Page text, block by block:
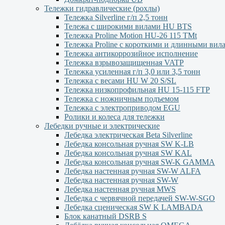
Тележки гидравлические (рохлы)
Тележка Silverline г/п 2,5 тонн
Тележа с широкими вилами HU BTS
Тележка Proline Motion HU-26 115 TMt
Тележка Proline с короткими и длинными
Тележка антикоррозийное исполнение
Тележка взрывозащищенная VATP
Тележка усиленная г/п 3,0 или 3,5 тонн
Тележка с весами HU W 20 S/SL
Тележка низкопрофильная HU 15-115 FTP
Тележка с ножничным подъемом
Тележка с электроприводом EGU
Ролики и колеса для тележки
Лебедки ручные и электрические
Лебедка электрическая Beta Silverline
Лебедка консольная ручная SW K-LB
Лебедка консольная ручная SW KAL
Лебедка консольная ручная SW-K GAMMA
Лебедка настенная ручная SW-W ALFA
Лебедка настенная ручная SW-W
Лебедка настенная ручная MWS
Лебедка с червячной передачей SW-W-SGO
Лебедка сценическая SW K LAMBADA
Блок канатный DSRB S